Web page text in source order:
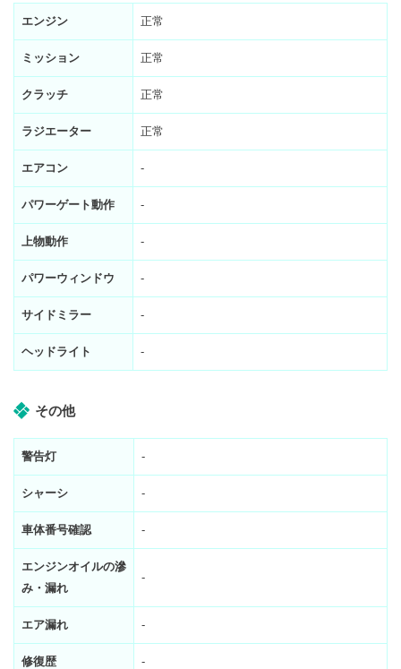
エンジン 正常
ミッション 正常
クラッチ 正常
ラジエーター 正常
エアコン -
パワーゲート動作 -
上物動作 -
パワーウィンドウ -
サイドミラー -
ヘッドライト -
その他
警告灯 -
シャーシ -
車体番号確認 -
エンジンオイルの滲
み・漏れ
-
エア漏れ -
修復歴 -